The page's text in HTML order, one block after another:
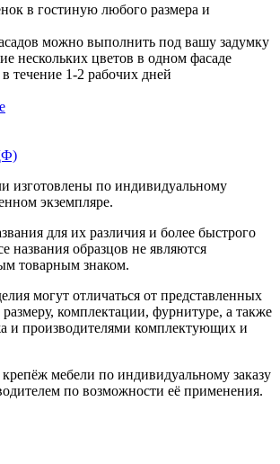
в гостиную любого размера и
можно выполнить под вашу задумку
нескольких цветов в одном фасаде
течение 1-2 рабочих дней
изготовлены по индивидуальному
экземпляре.
для их различия и более быстрого
названия образцов не являются
товарным знаком.
могут отличаться от представленных
размеру, комплектации, фурнитуре, а также
и производителями комплектующих и
мебели по индивидуальному заказу
по возможности её применения.